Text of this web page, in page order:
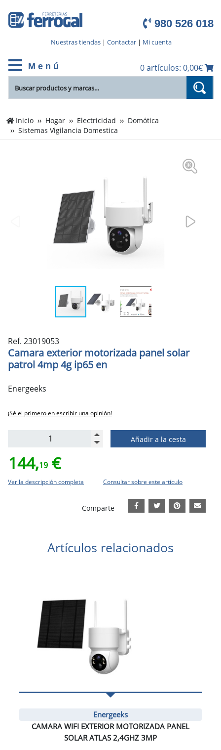
980 526 018
Nuestras tiendas| Contactar| Mi cuenta
M e n ú 0 artículos: 0,00€
Inicio Hogar Electricidad
Domótica
Sistemas Vigilancia Domestica
Ref. 23019053
Camara exterior motorizada panel solar
patrol 4mp 4g ip65 en
Energeeks
¡Sé el primero en escribir una opinión!
Añadir a la cesta
144,19 €
Ver la descripción completa Consultar sobre este artículo
Comparte
Artículos relacionados
Energeeks
CAMARA WIFI EXTERIOR MOTORIZADA PANEL
SOLAR ATLAS 2,4GHZ 3MP